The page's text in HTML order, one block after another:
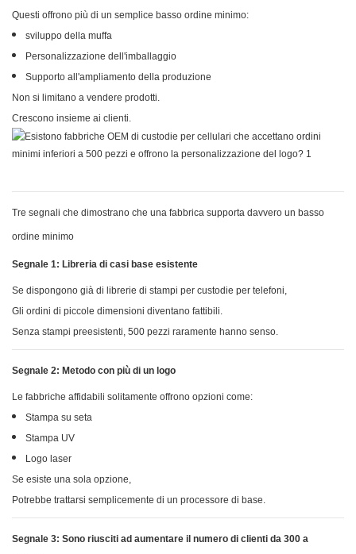
Questi offrono più di un semplice basso ordine minimo:
sviluppo della muffa
Personalizzazione dell'imballaggio
Supporto all'ampliamento della produzione
Non si limitano a vendere prodotti.
Crescono insieme ai clienti.
Tre segnali che dimostrano che una fabbrica supporta davvero un basso
ordine minimo
Segnale 1: Libreria di casi base esistente
Se dispongono già di librerie di stampi per custodie per telefoni,
Gli ordini di piccole dimensioni diventano fattibili.
Senza stampi preesistenti, 500 pezzi raramente hanno senso.
Segnale 2: Metodo con più di un logo
Le fabbriche affidabili solitamente offrono opzioni come:
Stampa su seta
Stampa UV
Logo laser
Se esiste una sola opzione,
Potrebbe trattarsi semplicemente di un processore di base.
Segnale 3: Sono riusciti ad aumentare il numero di clienti da 300 a